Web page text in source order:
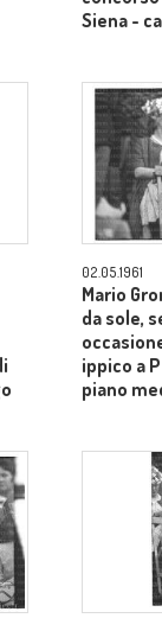
Siena -
02.05.1961
Mario
da sole,
ippico a
piano